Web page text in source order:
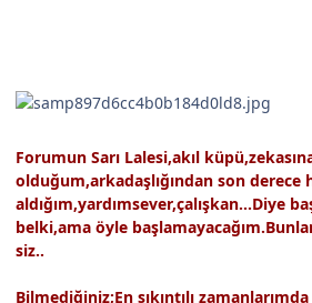
Forumun Sarı Lalesi,akıl
olduğum,arkadaşlığından son derece
aldığım,yardımsever,çalışkan...Diye
belki,ama öyle
siz..
Bilmediğiniz;En sıkıntılı